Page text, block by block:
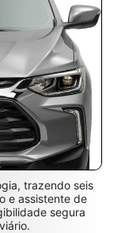
trazendo seis
e assistente de
segura